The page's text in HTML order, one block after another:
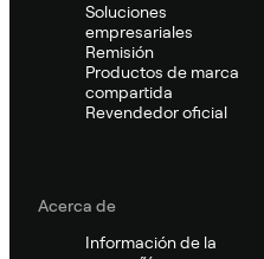
Soluciones
empresariales
Remisión
Productos de marca
compartida
Revendedor oficial
Acerca de
Información de la